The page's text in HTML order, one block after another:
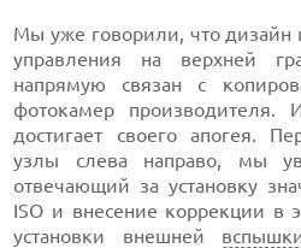
Мы уже говорили, что дизайн
управления на верхней
напрямую связан с
фотокамер производителя.
достигает своего апогея.
узлы слева направо, мы
отвечающий за установку
ISO и внесение коррекции в
установки внешней